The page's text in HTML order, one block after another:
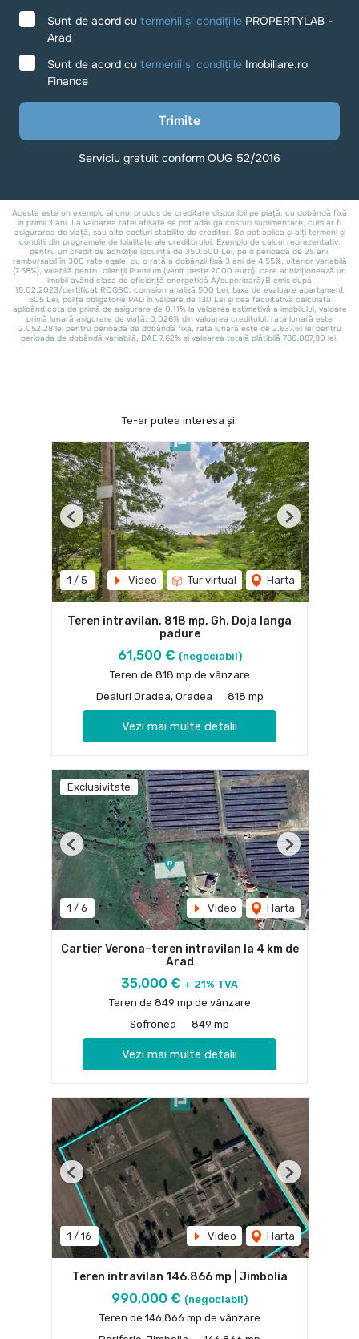
Te-ar putea interesa și:
1 / 5 Video Tur virtual Harta
Previous Next
Teren intravilan, 818 mp, Gh. Doja langa
padure
61,500 € (negociabil)
Teren de 818 mp de vânzare
Dealuri Oradea, Oradea
818 mp
Vezi mai multe detalii
Exclusivitate
1 / 6 Video Harta
Previous Next
Cartier Verona–teren intravilan la 4 km de
Arad
35,000 € + 21% TVA
Teren de 849 mp de vânzare
Sofronea
849 mp
Vezi mai multe detalii
1 / 16 Video Harta
Previous Next
Teren intravilan 146.866 mp | Jimbolia
990,000 € (negociabil)
Teren de 146,866 mp de vânzare